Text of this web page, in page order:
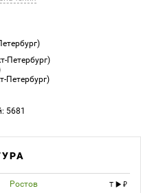
игрового времени — 95:32.
Петербург)
Петербург)
5681
Ростов T